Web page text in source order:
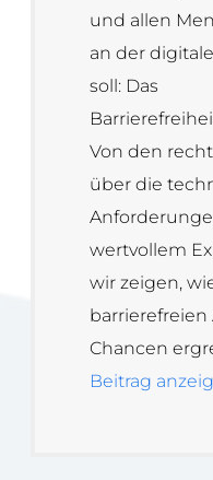
und allen
an der
soll: Das
Von den
über die
wertvollem
wir zeigen,
Chancen
Beitrag